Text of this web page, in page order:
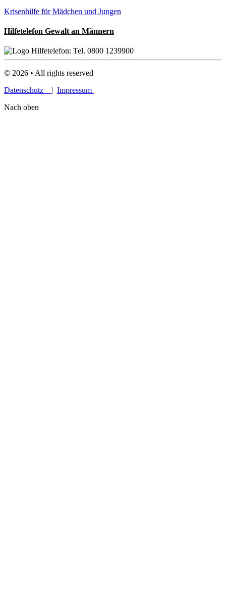
Krisenhilfe für Mädchen und Jungen
Hilfetelefon Gewalt an Männern
© 2026 • All rights reserved
Datenschutz | Impressum
Nach oben